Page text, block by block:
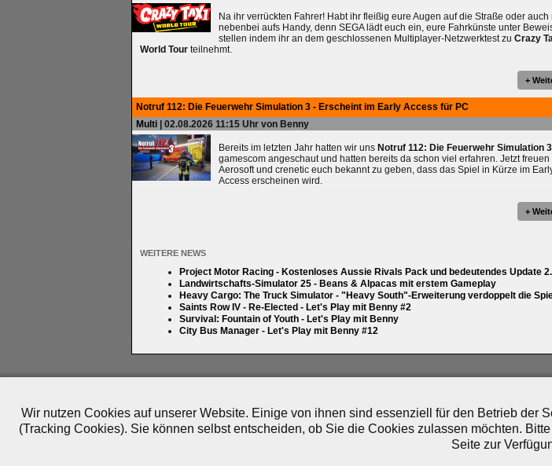
Na ihr verrückten Fahrer! Habt ihr fleißig eure Augen auf die Straße oder auch
nebenbei aufs Handy, denn SEGA lädt euch ein, eure Fahrkünste unter
stellen indem ihr an dem geschlossenen Multiplayer-Netzwerktest zu Crazy
World Tour teilnehmt.
+
Notruf 112: Die Feuerwehr Simulation 3 - Erscheint im Early Access für PC
Multi | 02.08.2026 11:15 Uhr von Benny
Bereits im letzten Jahr hatten wir uns Notruf 112: Die Feuerwehr Simulation 3
gamescom angeschaut und hatten bereits da schon viel erfahren. Jetzt freuen
Aerosoft und crenetic euch bekannt zu geben, dass das Spiel in Kürze im
Access erscheinen wird.
+
WEITERE NEWS
Project Motor Racing - Kostenloses Aussie Rivals Pack und bedeutendes Update
Landwirtschafts-Simulator 25 - Beans & Alpacas mit erstem Gameplay
Heavy Cargo: The Truck Simulator - "Heavy South"-Erweiterung verdoppelt die
Saints Row IV - Re-Elected - Let's Play mit Benny #2
Survival: Fountain of Youth - Let's Play mit Benny
City Bus Manager - Let's Play mit Benny #12
© 2010-2026 ePlay TV
Wir nutzen Cookies auf unserer Website. Einige von ihnen sind essenziell für den Betrieb der
(Tracking Cookies). Sie können selbst entscheiden, ob Sie die Cookies zulassen möchten.
Seite zur